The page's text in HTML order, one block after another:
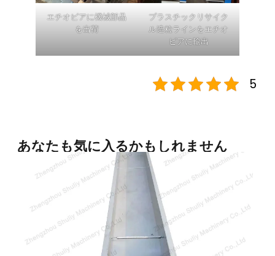
エチオピアに機械部品
を出荷
プラスチックリサイク
ル造粒ラインをエチオ
ピアに輸出
5
あなたも気に入るかもしれません